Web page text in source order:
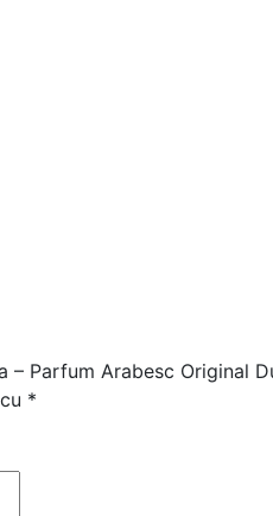
Parfum Arabesc Original
*